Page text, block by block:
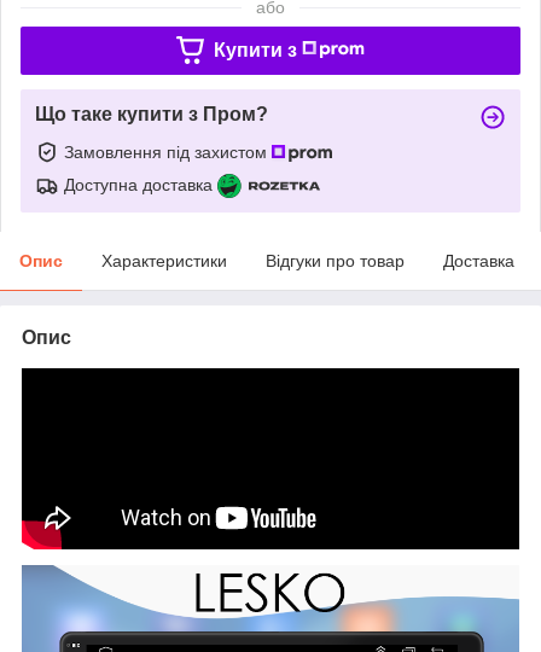
або
Купити з
Що таке купити з Пром?
Замовлення під захистом
Доступна доставка
Опис Характеристики Відгуки про товар Доставка
Опис